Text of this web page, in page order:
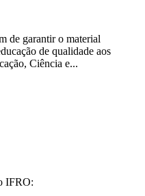
de garantir o material
de qualidade aos
Ciência e...
IFRO: